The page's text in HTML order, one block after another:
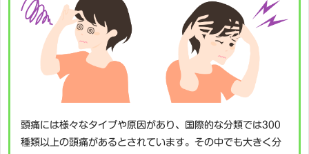
頭痛には様々なタイプや原因があり、国際的な分類では300
種類以上の頭痛があるとされています。その中でも大きく分